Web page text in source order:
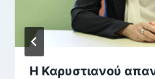
Η Καρυστιανού